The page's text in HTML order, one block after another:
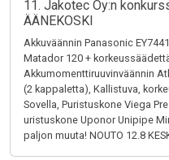
11. Jakotec Oy:n
ÄÄNEKOSKI
Akkuväännin Panasonic
Matador 120 +
Akkumomenttiruuvinväännin
(2 kappaletta), Kallistuva,
Sovella, Puristuskone Viega
uristuskone Uponor Unipipe
paljon muuta! NOUTO 12.8